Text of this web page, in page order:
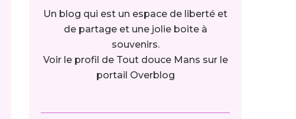
Un blog qui est un espace de liberté et
de partage et une jolie boite à
souvenirs.
Voir le profil de Tout douce Mans sur le
portail Overblog